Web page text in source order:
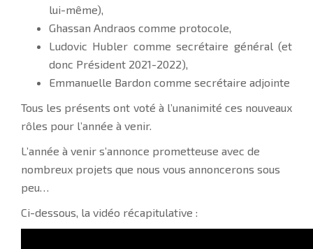
lui-même),
Ghassan Andraos comme protocole,
Ludovic Hubler comme secrétaire général (et
donc Président 2021-2022),
Emmanuelle Bardon comme secrétaire adjointe
Tous les présents ont voté à l’unanimité ces nouveaux
rôles pour l’année à venir.
L’année à venir s’annonce prometteuse avec de
nombreux projets que nous vous annoncerons sous
peu…
Ci-dessous, la vidéo récapitulative :